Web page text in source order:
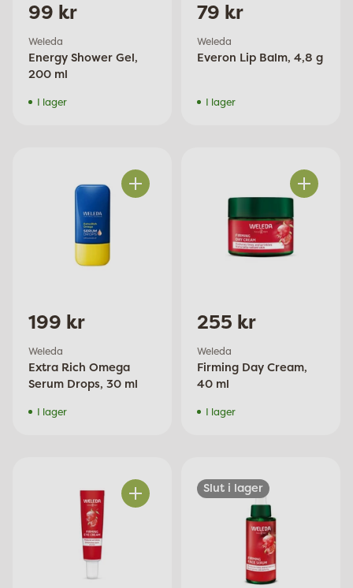
99 kr
Weleda
Energy Shower Gel,
200 ml
I lager
79 kr
Weleda
Everon Lip Balm, 4,8 g
I lager
Antal
199 kr
Weleda
Extra Rich Omega
Serum Drops, 30 ml
I lager
Antal
255 kr
Weleda
Firming Day Cream,
40 ml
I lager
Antal
Slut i lager